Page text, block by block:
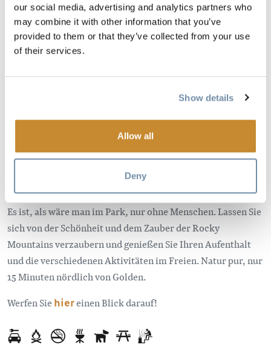
our social media, advertising and analytics partners who
may combine it with other information that you’ve
provided to them or that they’ve collected from your use
of their services.
Show details
Allow all
Deny
Genießen Sie die Ruhe in einer der beiden gemütlichen,
romantischen, abgeschiedenen Rocky Mountain Cabins, die
großen Privatgrundstück der Eagles Rest Ranch. Grillen Sie
im Pavillon am Teich.
atemberaubenden Blick auf die majestätischen Berge und
die Geräusche der Tierwelt. Von den Hütten aus kann man
die Gipfel des Yoho, Banff und Glacier National Park sehen.
Es ist, als wäre man im Park, nur ohne Menschen. Lassen Sie
sich von der Schönheit und dem Zauber der Rocky
Mountains verzaubern und genießen Sie Ihren Aufenthalt
und die verschiedenen Aktivitäten im Freien. Natur pur, nur
15 Minuten nördlich von Golden.
Werfen Siehiereinen Blick darauf!